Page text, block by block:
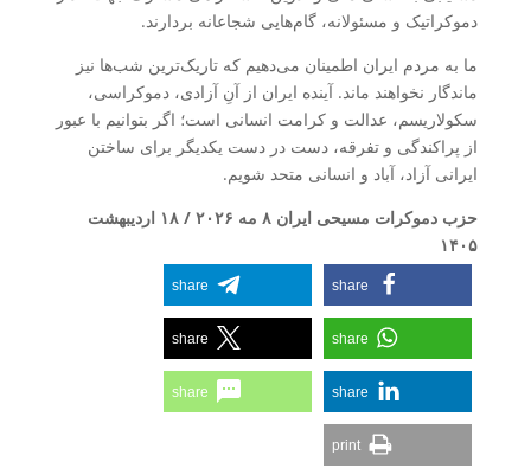
دموکراتیک و مسئولانه، گام‌هایی شجاعانه بردارند.
ما به مردم ایران اطمینان می‌دهیم که تاریک‌ترین شب‌ها نیز
ماندگار نخواهند ماند. آینده ایران از آنِ آزادی، دموکراسی،
سکولاریسم، عدالت و کرامت انسانی است؛ اگر بتوانیم با عبور
از پراکندگی و تفرقه، دست در دست یکدیگر برای ساختن
ایرانی آزاد، آباد و انسانی متحد شویم.
حزب دموکرات مسیحی ایران
۸ مه ۲۰۲۶ / ۱۸ اردیبهشت
۱۴۰۵
share
share
share
share
share
share
print